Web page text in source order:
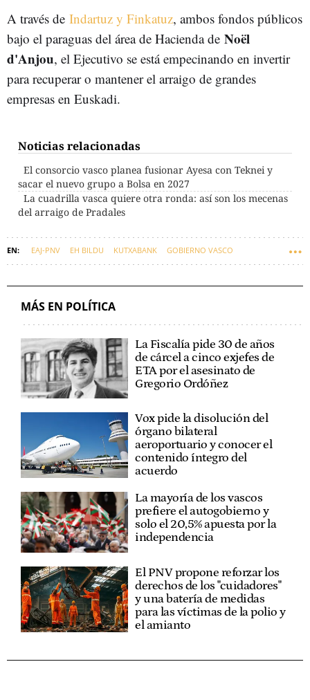
A través de Indartuz y Finkatuz, ambos fondos públicos
bajo el paraguas del área de Hacienda de Noël
d'Anjou, el Ejecutivo se está empecinando en invertir
para recuperar o mantener el arraigo de grandes
empresas en Euskadi.
Noticias relacionadas
El consorcio vasco planea fusionar Ayesa con Teknei y
sacar el nuevo grupo a Bolsa en 2027
La cuadrilla vasca quiere otra ronda: así son los mecenas
del arraigo de Pradales
EAJ-PNV EH BILDU KUTXABANK GOBIERNO VASCO
KUTXA FUNDAZIOA
MÁS EN POLÍTICA
La Fiscalía pide 30 de años
de cárcel a cinco exjefes de
ETA por el asesinato de
Gregorio Ordóñez
Vox pide la disolución del
órgano bilateral
aeroportuario y conocer el
contenido íntegro del
acuerdo
La mayoría de los vascos
prefiere el autogobierno y
solo el 20,5% apuesta por la
independencia
El PNV propone reforzar los
derechos de los "cuidadores"
y una batería de medidas
para las víctimas de la polio y
el amianto